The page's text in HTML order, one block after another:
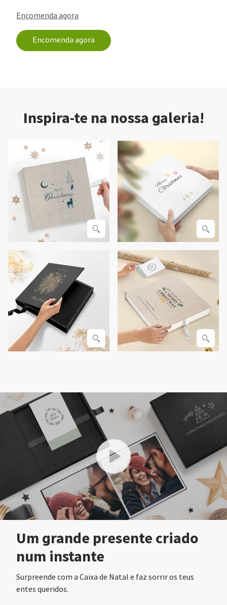
Encomenda agora
Encomenda agora
Inspira-te na nossa galeria!
Um grande presente criado
num instante
Surpreende com a Caixa de Natal e faz sorrir os teus
entes queridos.